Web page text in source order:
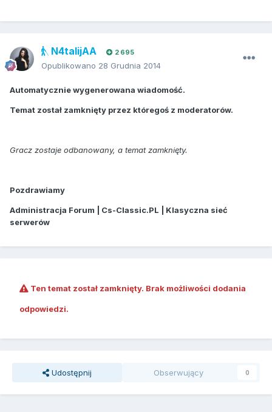
N4talijAA 2 695
Opublikowano 28 Grudnia 2014
Automatycznie wygenerowana wiadomość.
Temat został zamknięty przez któregoś z moderatorów.
Gracz zostaje odbanowany, a temat zamknięty.
Pozdrawiamy
Administracja Forum | Cs-Classic.PL | Klasyczna sieć
serwerów
Ten temat został zamknięty. Brak możliwości dodania
odpowiedzi.
Udostępnij Obserwujący 0